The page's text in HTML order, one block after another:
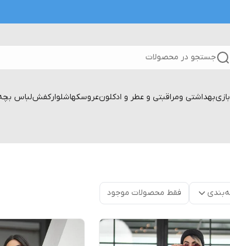
جستجو در محصولات
بهداشتی ومراقبتی و عطر و ادکلونعروسکهاشلوارکفشلباس بچه گانه
فقط محصولات موجود